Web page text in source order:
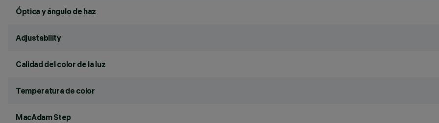
Óptica y ángulo de haz
Adjustability
Calidad del color de la luz
Temperatura de color
MacAdam Step